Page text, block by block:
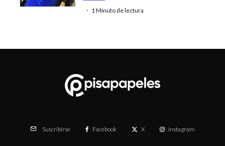
· 1 Minuto de lectura
Suscribirse Facebook X Instagram